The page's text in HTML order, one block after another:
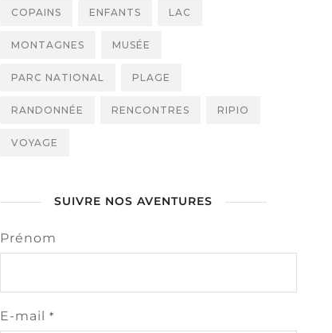
COPAINS ENFANTS LAC
MONTAGNES MUSÉE
PARC NATIONAL PLAGE
RANDONNÉE RENCONTRES RIPIO
VOYAGE
SUIVRE NOS AVENTURES
Prénom
E-mail *